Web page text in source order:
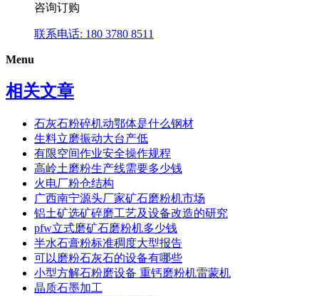
咨询订购
联系电话: 180 3780 8511
Menu
相关文章
石灰石粉碎机动鄂体是什么钢材
生料立磨振动大台产低
有限空间作业安全操作规程
高岭土磨粉生产线需要多少钱
火电厂粉仓结构
广西南宁源头厂家矿石磨粉机市场
铝土矿选矿碎磨工艺及设备改造的研究
pfw立式磨矿石磨粉机多少钱
半水石膏粉标准稠度大型报告
可以磨粉石灰石的设备有哪些
小型方解石粉磨设备 重钙磨粉机雷蒙机
晶质石墨加工